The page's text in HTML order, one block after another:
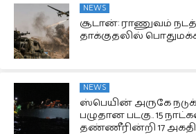
NEWS
சூடான்: ராணுவம்
தாக்குதலில்
NEWS
ஸ்பெயின் அருகே
பழுதான படகு.. 15
தண்ணீரின்றி 17